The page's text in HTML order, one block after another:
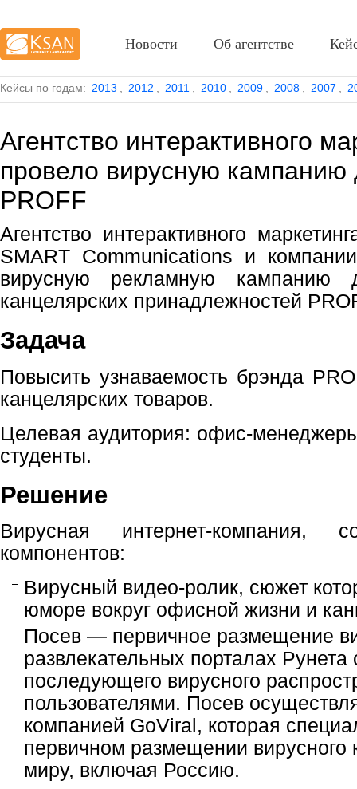
Кейсы по годам: 2013 2012 2011 2010 2009 2008 2007
Агентство интерактивного
провело вирусную кампанию
PROFF
Агентство интерактивного
SMART Communications и
вирусную рекламную кампанию
канцелярских принадлежностей
Задача
Повысить узнаваемость брэнда
канцелярских товаров.
Целевая аудитория: офис-
студенты.
Решение
Вирусная интернет-компания,
компонентов:
Вирусный видео-ролик, сюжет
юморе вокруг офисной жизни и
Посев — первичное размещение
развлекательных порталах Рунета
последующего вирусного
пользователями. Посев
компанией GoViral, которая
первичном размещении вирусного
миру, включая Россию.
Новости Об агентстве